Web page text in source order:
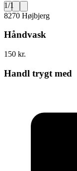
1/1
8270 Højbjerg
Håndvask
150 kr.
Handl trygt med